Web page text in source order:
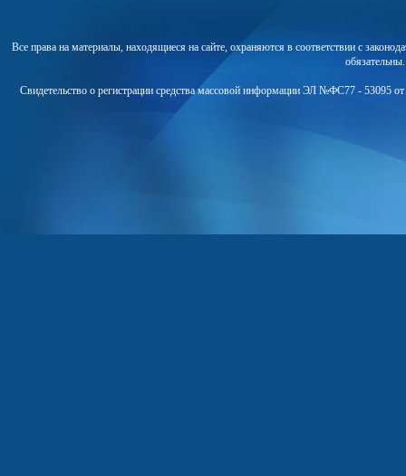
Все права на материалы, находящиеся на сайте, охраняются в соответствии с
Свидетельство о регистрации средства массовой информации ЭЛ №ФС77 - 53095